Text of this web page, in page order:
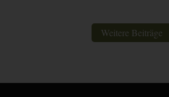
Weitere Beiträge